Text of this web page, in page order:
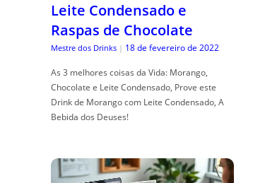
Leite Condensado e
Raspas de Chocolate
Mestre dos Drinks | 18 de fevereiro de 2022
As 3 melhores coisas da Vida: Morango,
Chocolate e Leite Condensado, Prove este
Drink de Morango com Leite Condensado, A
Bebida dos Deuses!